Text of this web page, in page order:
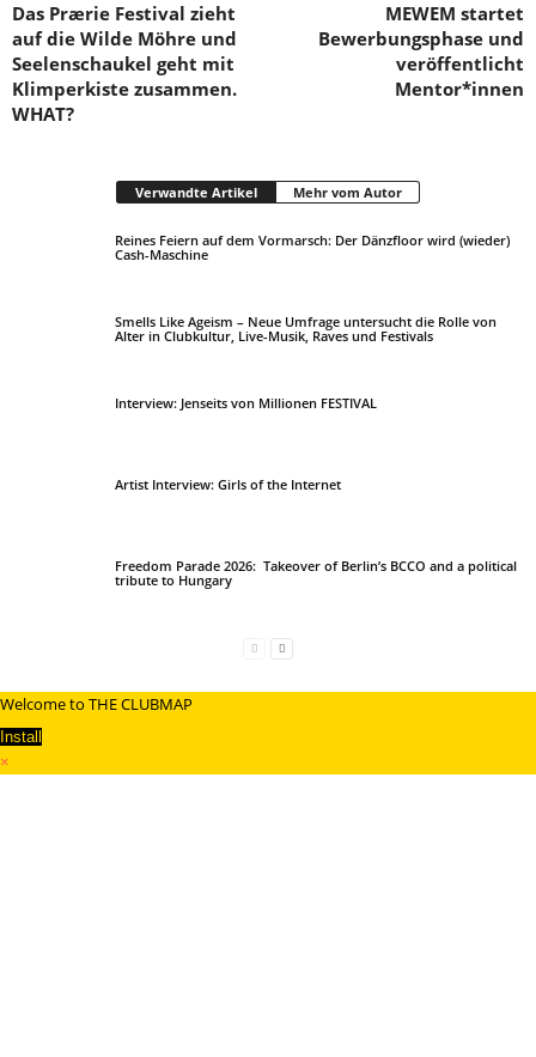
Das Prærie Festival zieht
auf die Wilde Möhre und
Seelenschaukel geht mit
Klimperkiste zusammen.
WHAT?
MEWEM startet
Bewerbungsphase und
veröffentlicht
Mentor*innen
Verwandte Artikel Mehr vom Autor
Reines Feiern auf dem Vormarsch: Der Dänzfloor wird (wieder)
Cash-Maschine
Smells Like Ageism – Neue Umfrage untersucht die Rolle von
Alter in Clubkultur, Live-Musik, Raves und Festivals
Interview: Jenseits von Millionen FESTIVAL
Artist Interview: Girls of the Internet
Freedom Parade 2026: Takeover of Berlin’s BCCO and a political
tribute to Hungary
Welcome to THE CLUBMAP
Install
×